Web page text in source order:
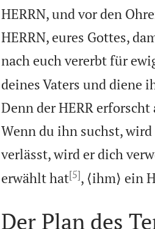
HERRN, und vor den
HERRN, eures Gottes,
nach euch vererbt für
deines Vaters und diene
Denn der HERR
Wenn du ihn suchst,
verlässt, wird er dich
erwählt hat[5], ⟨ihm⟩ ein
Der Plan des